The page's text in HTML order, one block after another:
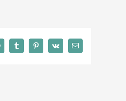
TumblrPinterest
Vk Email